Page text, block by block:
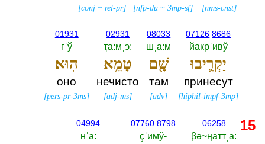
[nms-cnst]
[nfp-du ~3mp-sf]
[conj~ rel-pr]
07126 8686
йакрˈивў
יַקְרִ֛יבוּ
принесут
[hiphil-impf-3mp]
08033
шˌа:м
שָׁ֖ם
там
[adv]
02931
ҭа:мˌэ:‎
טָמֵ֥א
нечисто
[adj-ms]
01931
ғˈў
הֽוּא׃
оно
[pers-pr-3ms]
06258
βә~ңаттˌа:‎
07760 8798
çˈимў-‎
04994
нˈа:‎
15